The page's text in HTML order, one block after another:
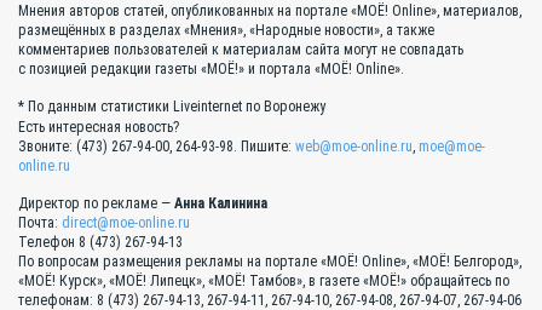
Мнения авторов статей, опубликованных на портале «МОЁ! Online», материалов,
размещённых в разделах «Мнения», «Народные новости», а также
комментариев пользователей к материалам сайта могут не совпадать
с позицией редакции газеты «МОЁ!» и портала «МОЁ! Online».
* По данным статистики Liveinternet по Воронежу
Есть интересная новость?
Звоните: (473) 267-94-00, 264-93-98. Пишите: web@moe-online.ru, moe@moe-
online.ru
Директор по рекламе — Анна Калинина
Почта: direct@moe-online.ru
Телефон 8 (473) 267-94-13
По вопросам размещения рекламы на портале «МОЁ! Online», «МОЁ! Белгород»,
«МОЁ! Курск», «МОЁ! Липецк», «МОЁ! Тамбов», в газете «МОЁ!» обращайтесь по
телефонам: 8 (473) 267-94-13, 267-94-11, 267-94-10, 267-94-08, 267-94-07, 267-94-06